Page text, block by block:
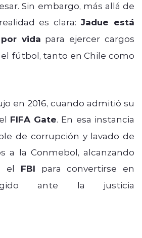
Sin embargo, más allá de
es clara:Jadue está
vida para ejercer cargos
fútbol, tanto en Chile como
en 2016, cuando admitió su
FIFA Gate. En esa instancia
de corrupción y lavado de
a la Conmebol, alcanzando
el FBI para convertirse en
ante la justicia